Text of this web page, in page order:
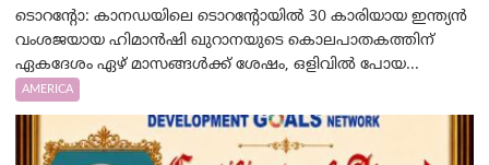
ടൊറന്റോ: കാനഡയിലെ ടൊറന്റോയിൽ 30 കാരിയായ ഇന്ത്യൻ
വംശജയായ ഹിമാൻഷി ഖുറാനയുടെ കൊലപാതകത്തിന്
ഏകദേശം ഏഴ് മാസങ്ങൾക്ക് ശേഷം, ഒളിവിൽ പോയ...
AMERICA